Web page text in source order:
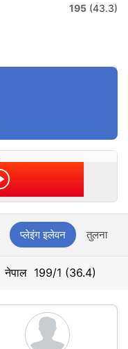
195 (43.3)
प्लेइंग इलेवन तुलना
नेपाल 199/1 (36.4)